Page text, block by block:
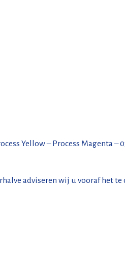
Yellow – Process Magenta –
adviseren wij u vooraf het te